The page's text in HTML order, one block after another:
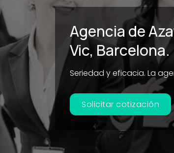
Agencia de
Vic, Barcelona.
Seriedad y eficacia. La
Solicitar cotización